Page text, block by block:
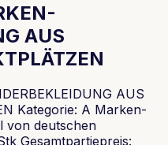
AUS
AUS
Kategorie: A Marken-
von deutschen
Gesamtpartiepreis: